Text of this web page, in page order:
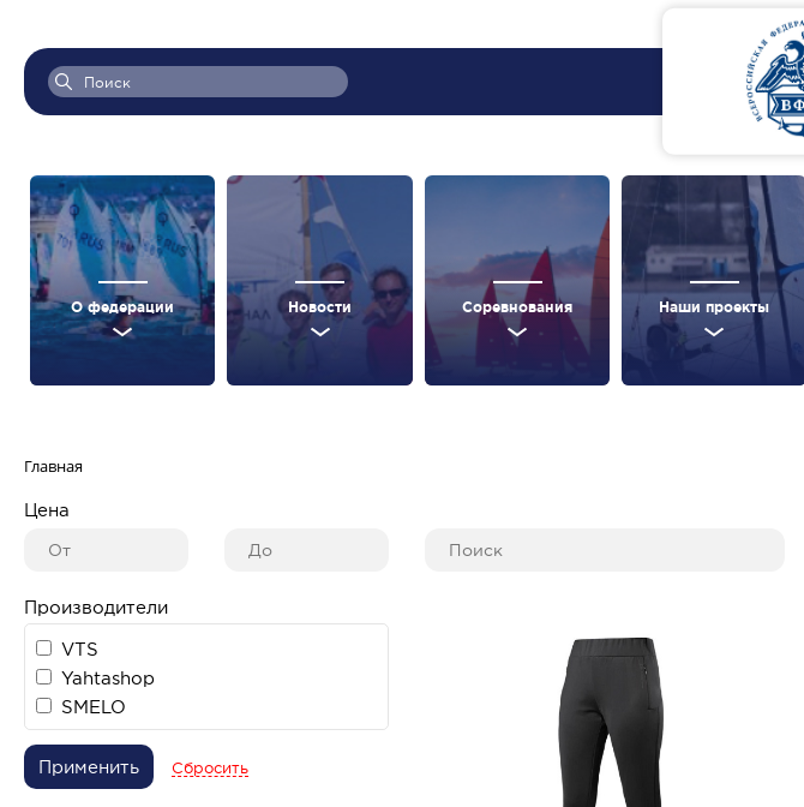
О федерации Новости Соревнования Наши проекты
Главная
Цена
Производители
VTS
Yahtashop
SMELO
Применить Сбросить